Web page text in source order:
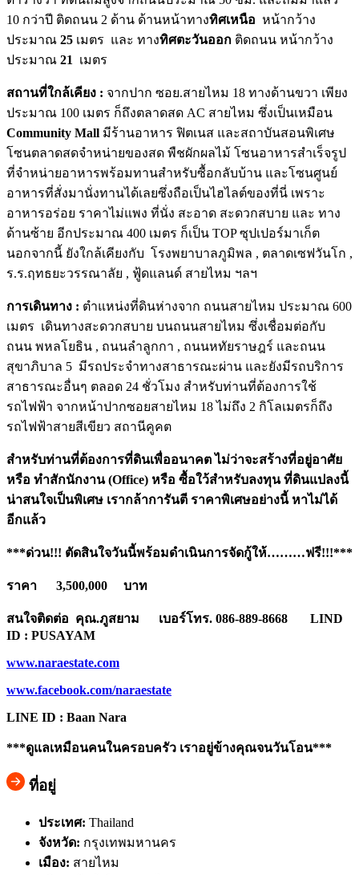
10 กว่าปี ติดถนน 2 ด้าน ด้านหน้าทางทิศเหนือ หน้ากว้าง
ประมาณ 25 เมตร และ ทางทิศตะวันออก ติดถนน หน้ากว้าง
ประมาณ 21 เมตร
สถานที่ใกล้เคียง : จากปาก ซอย.สายไหม 18 ทางด้านขวา เพียง
ประมาณ 100 เมตร ก็ถึงตลาดสด AC สายไหม ซึ่งเป็นเหมือน
Community Mall มีร้านอาหาร ฟิตเนส และสถาบันสอนพิเศษ
โซนตลาดสดจำหน่ายของสด พืชผักผลไม้ โซนอาหารสำเร็จรูป
ที่จำหน่ายอาหารพร้อมทานสำหรับซื้อกลับบ้าน และโซนศูนย์
อาหารที่สั่งมานั่งทานได้เลยซึ่งถือเป็นไฮไลต์ของที่นี่ เพราะ
อาหารอร่อย ราคาไม่แพง ที่นั่ง สะอาด สะดวกสบาย และ ทาง
ด้านซ้าย อีกประมาณ 400 เมตร ก็เป็น TOP ซุปเปอร์มาเก็ต
นอกจากนี้ ยังใกล้เคียงกับ โรงพยาบาลภูมิพล , ตลาดเซฟวันโก ,
ร.ร.ฤทธยะวรรณาลัย , ฟู้ดแลนด์ สายไหม ฯลฯ
การเดินทาง : ตำแหน่งที่ดินห่างจาก ถนนสายไหม ประมาณ 600
เมตร เดินทางสะดวกสบาย บนถนนสายไหม ซึ่งเชื่อมต่อกับ
ถนน พหลโยธิน , ถนนลำลูกกา , ถนนหทัยราษฎร์ และถนน
สุขาภิบาล 5 มีรถประจำทางสาธารณะผ่าน และยังมีรถบริการ
สาธารณะอื่นๆ ตลอด 24 ชั่วโมง สำหรับท่านที่ต้องการใช้
รถไฟฟ้า จากหน้าปากซอยสายไหม 18 ไม่ถึง 2 กิโลเมตรก็ถึง
รถไฟฟ้าสายสีเขียว สถานีคูคต
สำหรับท่านที่ต้องการที่ดินเพื่ออนาคต ไม่ว่าจะสร้างที่อยู่อาศัย
หรือ ทำสักนักงาน (Office) หรือ ซื้อใว้สำหรับลงทุน ที่ดินแปลงนี้
น่าสนใจเป็นพิเศษ เรากล้าการันตี ราคาพิเศษอย่างนี้ หาไม่ได้
อีกแล้ว
***ด่วน!!! ตัดสินใจวันนี้พร้อมดำเนินการจัดกู้ให้………ฟรี!!!***
ราคา 3,500,000 บาท
สนใจติดต่อ คุณ.ภูสยาม เบอร์โทร. 086-889-8668 LIND
ID : PUSAYAM
www.naraestate.com
www.facebook.com/naraestate
LINE ID : Baan Nara
***ดูแลเหมือนคนในครอบครัว เราอยู่ข้างคุณจนวันโอน***
ที่อยู่
ประเทศ: Thailand
จังหวัด: กรุงเทพมหานคร
เมือง: สายไหม